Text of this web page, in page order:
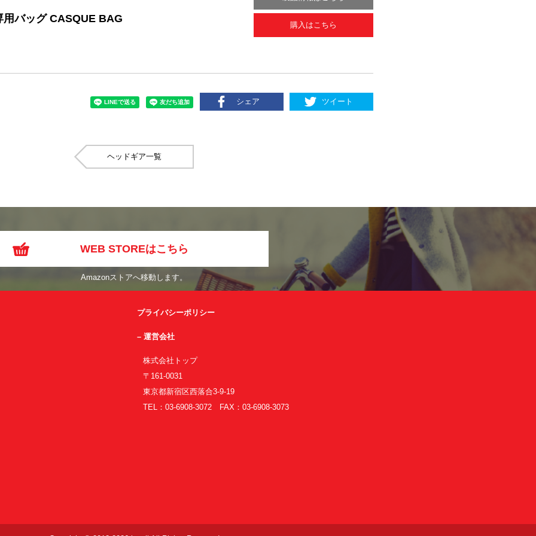
用バッグ CASQUE BAG
購入はこちら
シェア ツイート
ヘッドギア
WEB STOREはこちら
Amazonストアへ移動します。
プライバシーポリシー
– 運営会社
株式会社トップ
〒161-0031
東京都新宿区西落合3-9-19
TEL：03-6908-3072 FAX：03-6908-3073